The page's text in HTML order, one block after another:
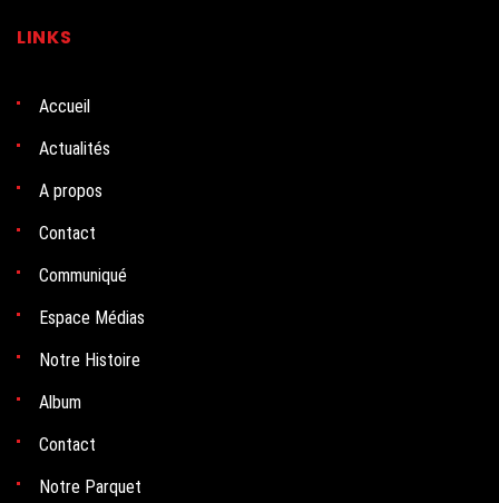
LINKS
Accueil
Actualités
A propos
Contact
Communiqué
Espace Médias
Notre Histoire
Album
Contact
Notre Parquet